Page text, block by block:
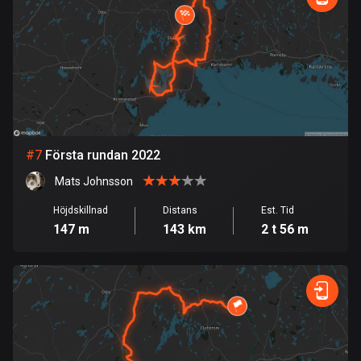
115 rutter
Elfenbenskusten
1 rutt
Estland
1154 rutter
Etiopien
5 rutter
Färöarna
13 rutter
Fiji
1 rutt
Filippinerna
4139 rutter
#7 Första rundan 2022
Mats Johnsson
Höjdskillnad
147 m
Distans
143 km
Est. Tid
2 t 56 m